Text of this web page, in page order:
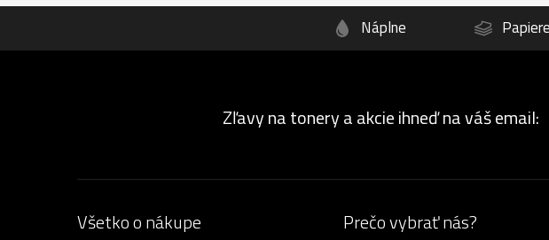
Náplne Papiere
Zľavy na tonery a akcie ihneď na váš email:
Všetko o nákupe Prečo vybrať nás?